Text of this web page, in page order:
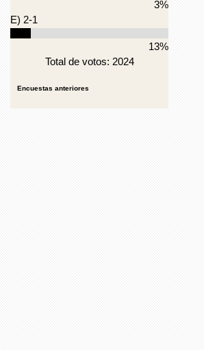
3%
E) 2-1
13%
Total de votos: 2024
Encuestas anteriores